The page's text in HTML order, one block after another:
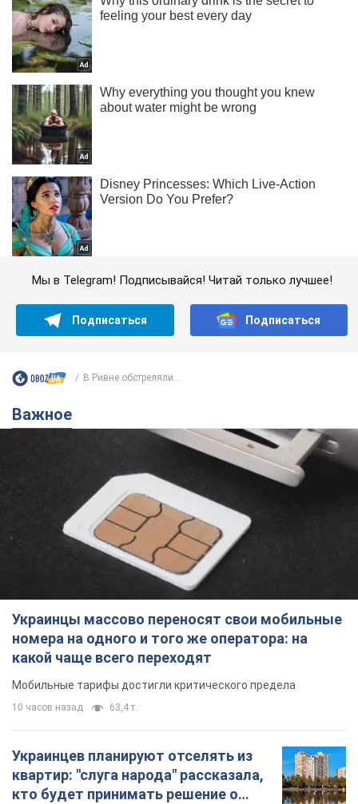
Мы в Telegram! Подписывайся! Читай только лучшее!
Подписаться Подписаться
В Ривне обстреляли...
Важное
Украинцы массово переносят свои мобильные
номера на одного и того же оператора: на
какой чаще всего переходят
Мобильные тарифы достигли критического предела
10 часов назад 63,4 т.
Украинцев планируют отселять из
квартир: "слуга народа" рассказала,
кто будет принимать решение о